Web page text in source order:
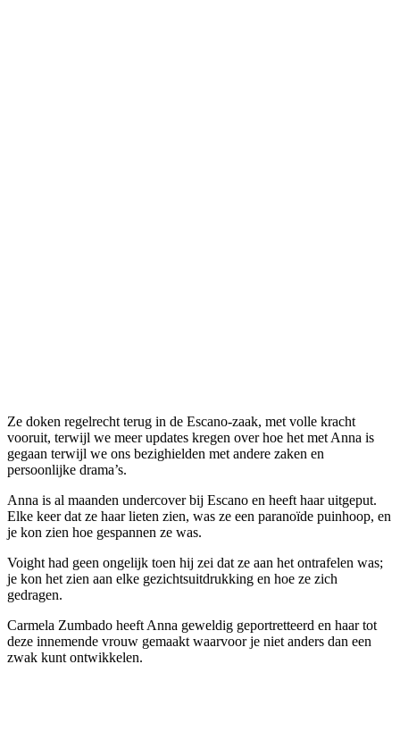
Ze doken regelrecht terug in de Escano-zaak, met volle kracht
vooruit, terwijl we meer updates kregen over hoe het met Anna is
gegaan terwijl we ons bezighielden met andere zaken en
persoonlijke drama’s.
Anna is al maanden undercover bij Escano en heeft haar uitgeput.
Elke keer dat ze haar lieten zien, was ze een paranoïde puinhoop, en
je kon zien hoe gespannen ze was.
Voight had geen ongelijk toen hij zei dat ze aan het ontrafelen was;
je kon het zien aan elke gezichtsuitdrukking en hoe ze zich
gedragen.
Carmela Zumbado heeft Anna geweldig geportretteerd en haar tot
deze innemende vrouw gemaakt waarvoor je niet anders dan een
zwak kunt ontwikkelen.